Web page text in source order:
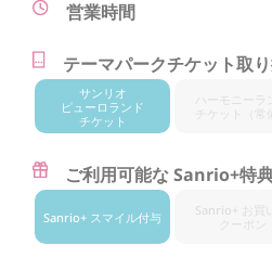
営業時間
テーマパークチケット取
サンリオ
ピューロランド
チケット
ラ
（常
ご利用可能な Sanrio+特
Sanrio+ スマイル付与
Sanrio+ お買
クーポン